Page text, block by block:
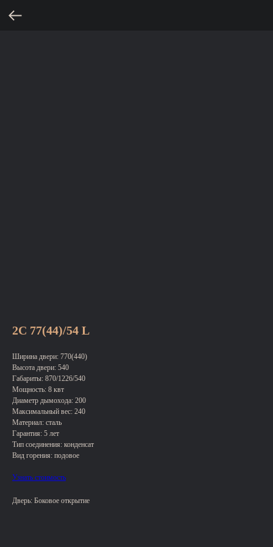
2С 77(44)/54 L
Ширина двери: 770(440)
Высота двери: 540
Габариты: 870/1226/540
Мощность: 8 квт
Диаметр дымохода: 200
Максимальный вес: 240
Материал: сталь
Гарантия: 5 лет
Тип соединения: конденсат
Вид горения: подовое
Узнать стоимость
Дверь: Боковое открытие